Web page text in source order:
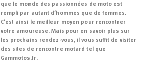
que le monde des passionnées de moto est
rempli par autant d’hommes que de femmes.
C’est ainsi le meilleur moyen pour rencontrer
votre amoureuse. Mais pour en savoir plus sur
les prochains rendez-vous, il vous suffit de visiter
des sites de rencontre motard tel que
Gammotos.fr.